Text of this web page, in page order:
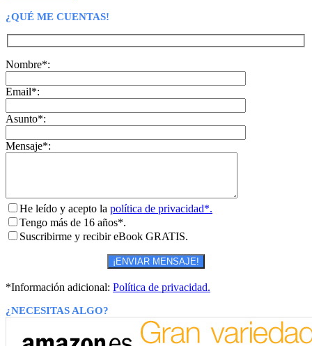
¿QUÉ ME CUENTAS!
Nombre*:
Email*:
Asunto*:
Mensaje*:
He leído y acepto la política de privacidad*.
Tengo más de 16 años*.
Suscribirme y recibir eBook GRATIS.
*Información adicional: Política de privacidad.
¿NECESITAS ALGO?